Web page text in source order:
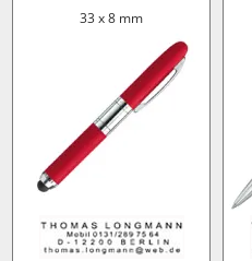
33 x 8 mm